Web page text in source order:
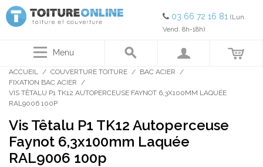
03 66 72 16 81 (Lun.
Vend. 8h-18h)
Menu
ACCUEIL / COUVERTURE TOITURE / BAC ACIER /
FIXATION BAC ACIER /
VIS TÊTALU P1 TK12 AUTOPERCEUSE FAYNOT 6,3X100MM LAQUÉE
RAL9006 100P
Vis Têtalu P1 TK12 Autoperceuse
Faynot 6,3x100mm Laquée
RAL9006 100p